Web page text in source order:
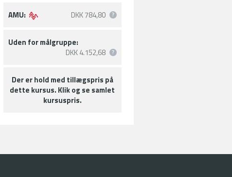
AMU: DKK 784,80
Uden for målgruppe:
DKK 4.152,68
Der er hold med tillægspris på
dette kursus. Klik og se samlet
kursuspris.